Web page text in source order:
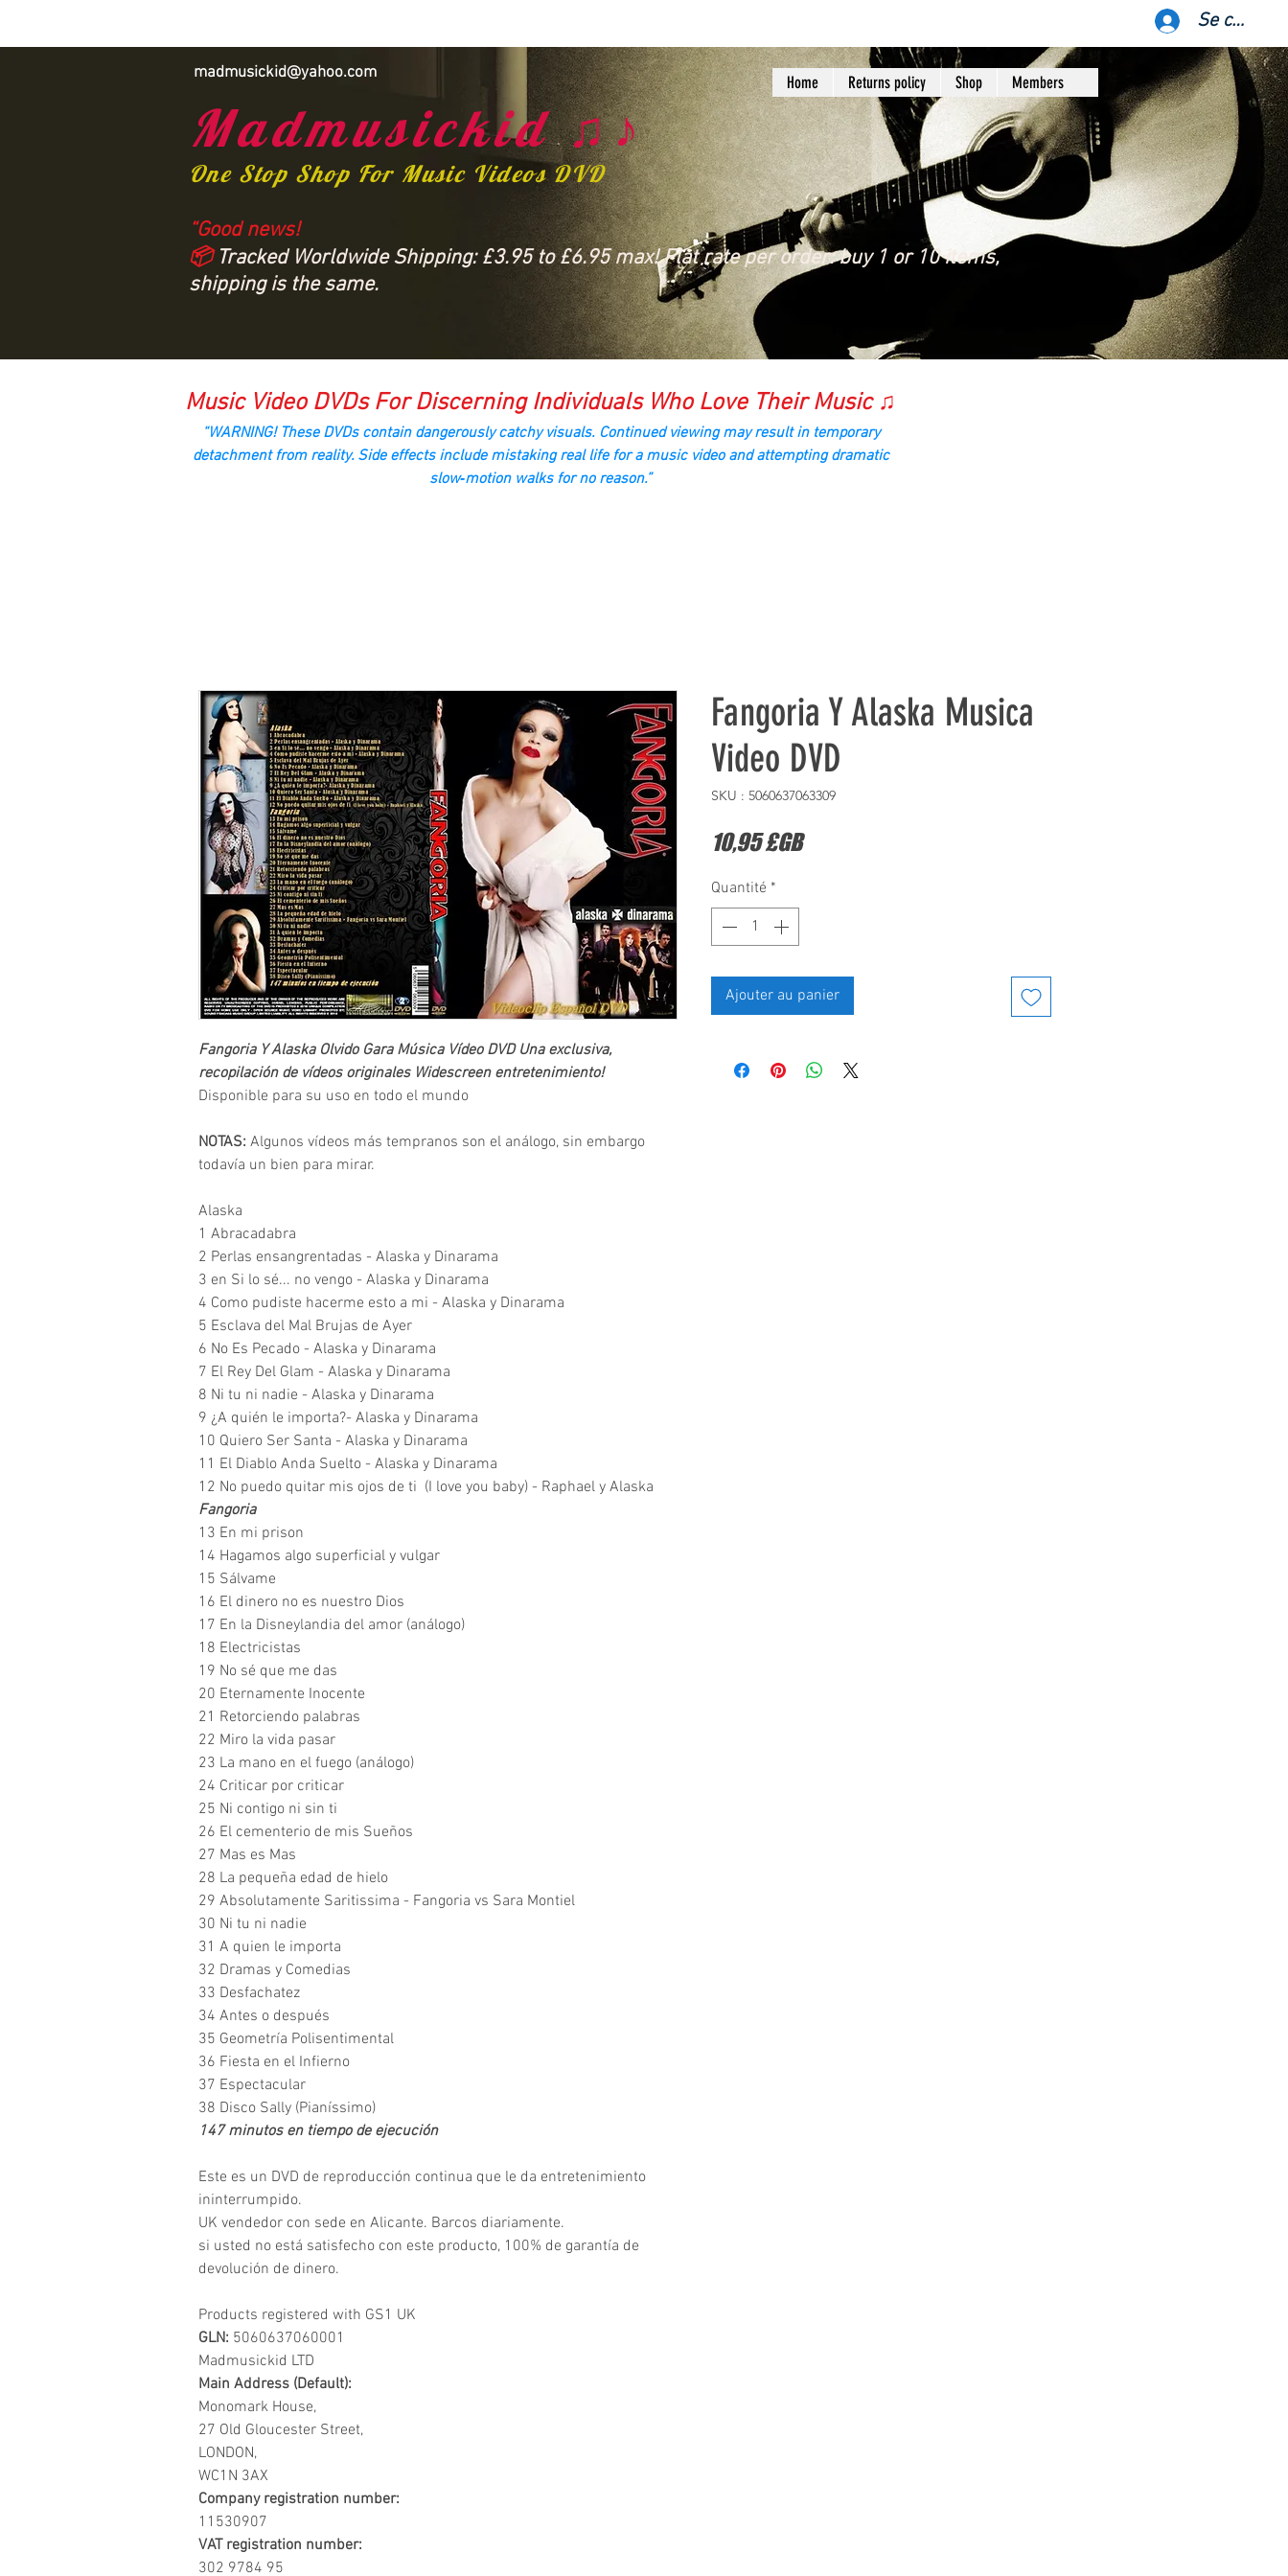
Se
madmusickid@yahoo.com Home Returns policy Shop Members
Madmusickid ♫♪
One Stop Shop For Music Videos DVD
“Good news!
📦Tracked Worldwide Shipping: £3.95 to £6.95 max! Flat rate per order: buy 1 or 10 items,
shipping is the same.
Music Video DVDs For Discerning Individuals Who Love Their Music ♫
“WARNING! These DVDs contain dangerously catchy visuals. Continued viewing may result in temporary
detachment from reality. Side effects include mistaking real life for a music video and attempting dramatic
slow‑motion walks for no reason.”
Fangoria Y Alaska Olvido Gara Música Vídeo DVD Una exclusiva,
recopilación de vídeos originales Widescreen entretenimiento!
Disponible para su uso en todo el mundo
NOTAS: Algunos vídeos más tempranos son el análogo, sin embargo
todavía un bien para mirar.
Alaska
1 Abracadabra
2 Perlas ensangrentadas - Alaska y Dinarama
3 en Si lo sé... no vengo - Alaska y Dinarama
4 Como pudiste hacerme esto a mi - Alaska y Dinarama
5 Esclava del Mal Brujas de Ayer
6 No Es Pecado - Alaska y Dinarama
7 El Rey Del Glam - Alaska y Dinarama
8 Ni tu ni nadie - Alaska y Dinarama
9 ¿A quién le importa?- Alaska y Dinarama
10 Quiero Ser Santa - Alaska y Dinarama
11 El Diablo Anda Suelto - Alaska y Dinarama
12 No puedo quitar mis ojos de ti (I love you baby) - Raphael y Alaska
Fangoria
13 En mi prison
14 Hagamos algo superficial y vulgar
15 Sálvame
16 El dinero no es nuestro Dios
17 En la Disneylandia del amor (análogo)
18 Electricistas
19 No sé que me das
20 Eternamente Inocente
21 Retorciendo palabras
22 Miro la vida pasar
23 La mano en el fuego (análogo)
24 Criticar por criticar
25 Ni contigo ni sin ti
26 El cementerio de mis Sueños
27 Mas es Mas
28 La pequeña edad de hielo
29 Absolutamente Saritissima - Fangoria vs Sara Montiel
30 Ni tu ni nadie
31 A quien le importa
32 Dramas y Comedias
33 Desfachatez
34 Antes o después
35 Geometría Polisentimental
36 Fiesta en el Infierno
37 Espectacular
38 Disco Sally (Pianíssimo)
147 minutos en tiempo de ejecución
Este es un DVD de reproducción continua que le da entretenimiento
ininterrumpido.
UK vendedor con sede en Alicante. Barcos diariamente.
si usted no está satisfecho con este producto, 100% de garantía de
devolución de dinero.
Products registered with GS1 UK
GLN: 5060637060001
Madmusickid LTD
Main Address (Default):
Monomark House,
27 Old Gloucester Street,
LONDON,
WC1N 3AX
Company registration number:
11530907
VAT registration number:
302 9784 95
Fangoria Y Alaska Musica
Video DVD
SKU : 5060637063309
10,95 £GBPrix
Quantité *
Ajouter au panier